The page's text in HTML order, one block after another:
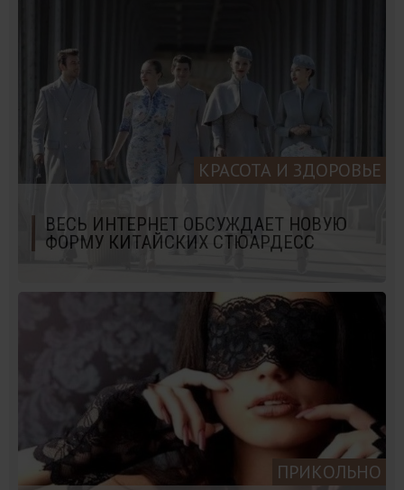
КРАСОТА И ЗДОРОВЬЕ
ВЕСЬ ИНТЕРНЕТ ОБСУЖДАЕТ НОВУЮ
ФОРМУ КИТАЙСКИХ СТЮАРДЕСС
ПРИКОЛЬНО